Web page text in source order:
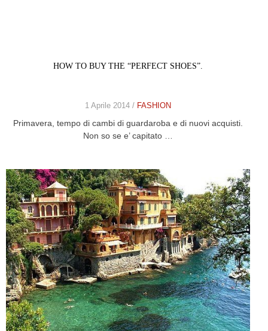
HOW TO BUY THE “PERFECT SHOES”.
1 Aprile 2014 / FASHION
Primavera, tempo di cambi di guardaroba e di nuovi acquisti.
Non so se e’ capitato …